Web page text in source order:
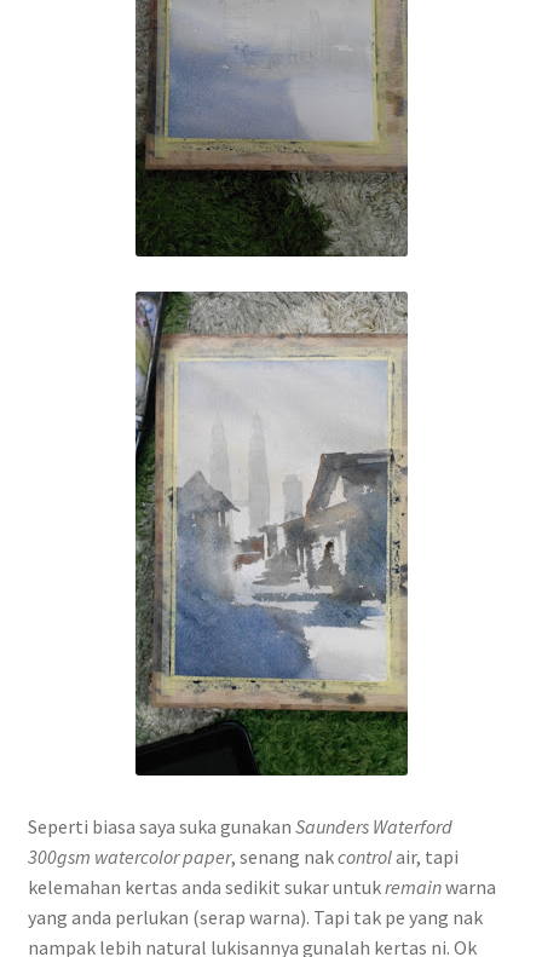
Seperti biasa saya suka gunakan Saunders Waterford
300gsm watercolor paper, senang nakcontrolair, tapi
kelemahan kertas anda sedikit sukar untukremainwarna
yang anda perlukan (serap warna). Tapi tak pe yang nak
nampak lebih natural lukisannya gunalah kertas ni. Ok